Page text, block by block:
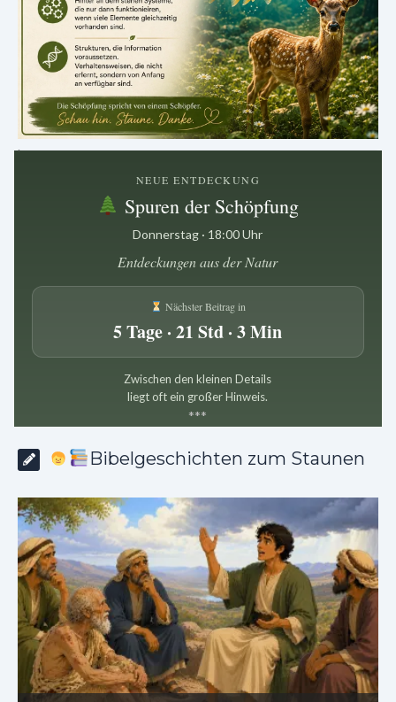
.
NEUE ENTDECKUNG
Spuren der Schöpfung
Donnerstag · 18:00 Uhr
Entdeckungen aus der Natur
Nächster Beitrag in
5 Tage · 21 Std · 3 Min
Zwischen den kleinen Details
liegt oft ein großer Hinweis.
***
Bibelgeschichten zum Staunen